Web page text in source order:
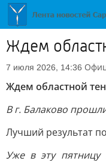
Ждем
7 июля 2026, 14:36
Ждем областной
В г. Балаково
Лучший результат
Уже в эту пятницу